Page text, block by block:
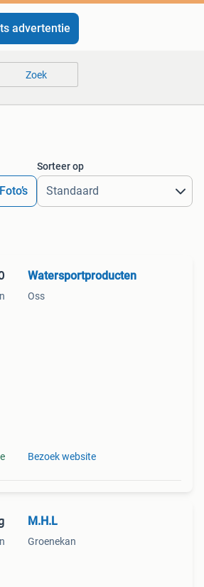
advertentie
Zoek
Foto’s
Sorteer op
Watersportproducten
Oss
Bezoek website
M.H.L
Groenekan